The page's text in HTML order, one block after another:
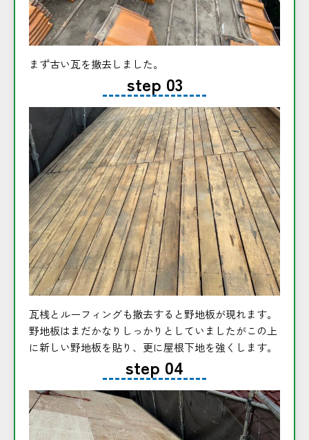
まず古い瓦を撤去しました。
step 03
瓦桟とルーフィングも撤去すると野地板が現れます。
野地板はまだかなりしっかりとしていましたがこの上
に新しい野地板を貼り、更に屋根下地を強くします。
step 04